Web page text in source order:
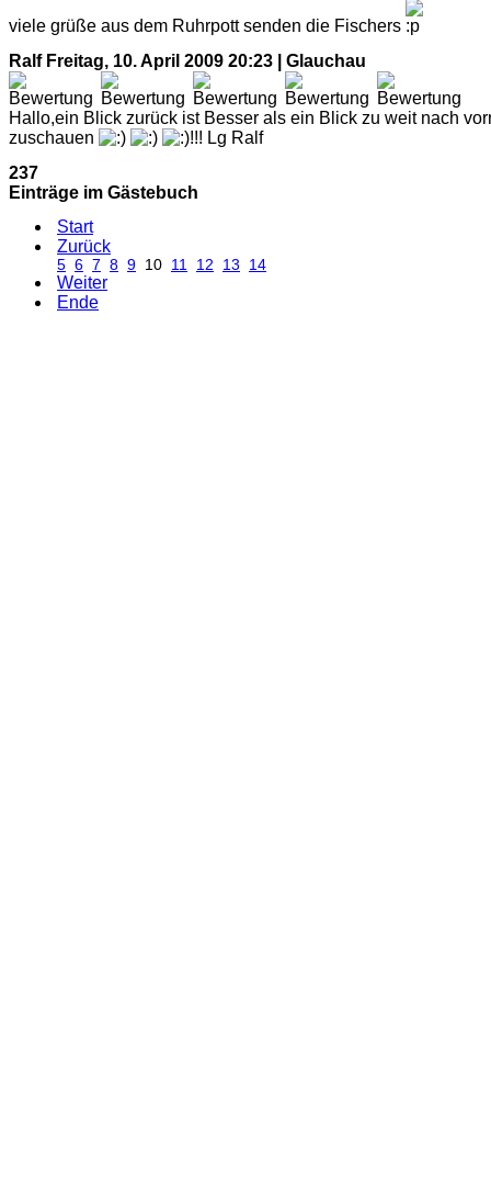
viele grüße aus dem Ruhrpott senden die Fischers
Ralf Freitag, 10. April 2009 20:23 | Glauchau
Hallo,ein Blick zurück ist Besser als ein Blick zu weit nach
zuschauen
!!! Lg Ralf
237
Einträge im Gästebuch
Start
Zurück
5 6 7 8 9 10 11 12 13 14
Weiter
Ende